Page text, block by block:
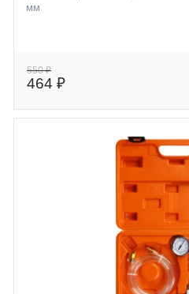
мм
550 ₽
464 ₽